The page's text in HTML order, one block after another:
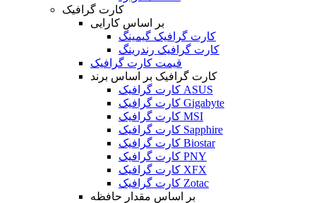
کارت گرافیک
بر اساس کارایی
کارت گرافیک گیمینگ
کارت گرافیک رندرینگ
قیمت کارت گرافیک
کارت گرافیک بر اساس برند
کارت گرافیک ASUS
کارت گرافیک Gigabyte
کارت گرافیک MSI
کارت گرافیک Sapphire
کارت گرافیک Biostar
کارت گرافیک PNY
کارت گرافیک XFX
کارت گرافیک Zotac
بر اساس مقدار حافظه